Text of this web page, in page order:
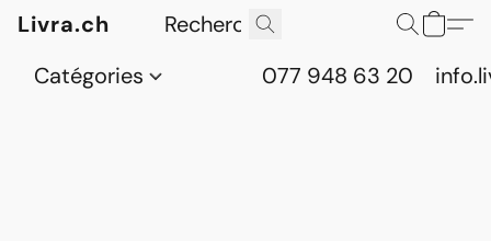
Livra.ch
Catégories
077 948 63 20